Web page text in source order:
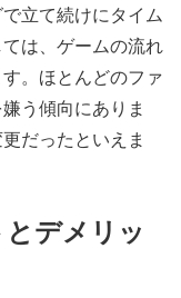
立て続けにタイム
は、ゲームの流れ
。ほとんどのファ
う傾向にありま
だったといえま
デメリッ